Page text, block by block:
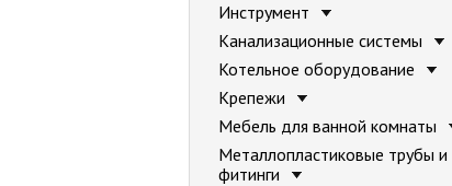
Инструмент
Канализационные системы
Котельное оборудование
Крепежи
Мебель для ванной комнаты
Металлопластиковые трубы и
фитинги